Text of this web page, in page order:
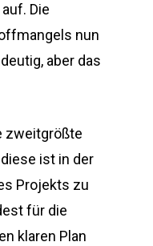
Die
nun
aber das
zweitgrößte
ist in der
Projekts zu
für die
klaren Plan